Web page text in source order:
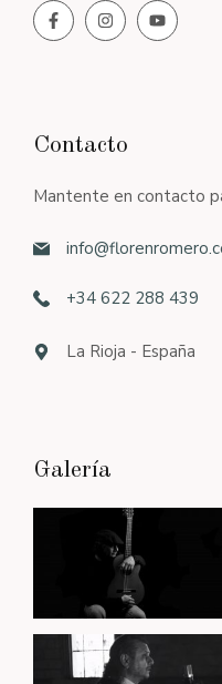
Contacto
Mantente en contacto
+34 622 288 439
La Rioja - España
Galería